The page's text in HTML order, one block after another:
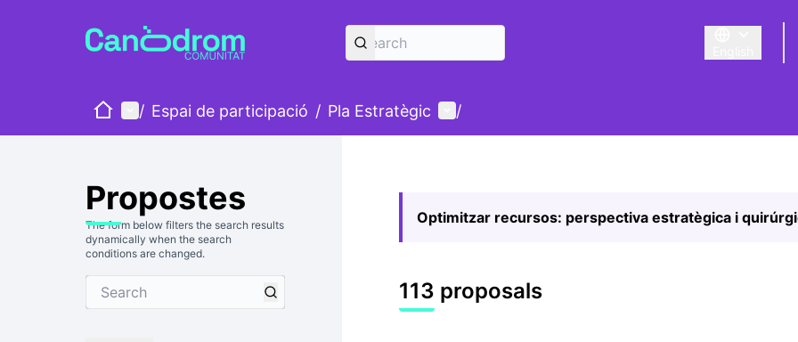
Triar la llengua
HomeMain menu
/ Espai de participació / Pla Estratègic User menu
/
Propostes
The form below filters the search results
dynamically when the search
conditions are changed.
Optimitzar recursos: perspectiva estratègica i
113 proposals